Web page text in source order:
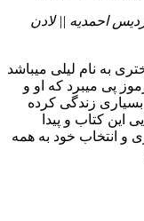
احمدیه || لادن
به نام لیلی میباشد
پی میبرد که او و
زندگی کرده
این کتاب و پیدا
و انتخاب خود به همه